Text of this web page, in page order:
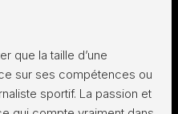
que la taille d’une
sur ses compétences ou
sportif. La passion et